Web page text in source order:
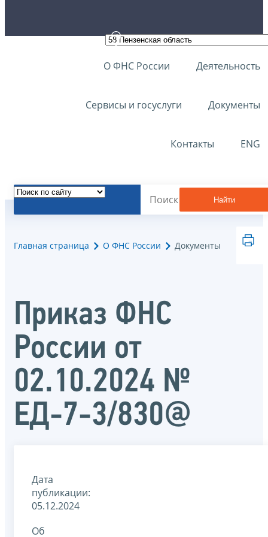
О ФНС России Деятельность
Сервисы и госуслуги Документы
Контакты ENG
Найти
Главная страница О ФНС России Документы
Приказ ФНС
России от
02.10.2024 №
ЕД-7-3/830@
Дата
публикации:
05.12.2024
Об